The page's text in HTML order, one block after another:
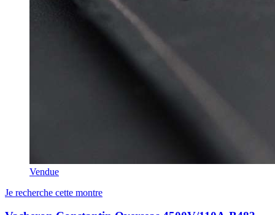
Vendue
Je recherche cette montre